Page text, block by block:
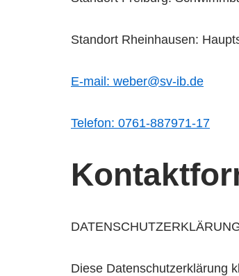
Standort Rheinhausen:
E-mail: weber@sv-ib.de
Telefon: 0761-887971-17
Diese Datenschutzerklärung